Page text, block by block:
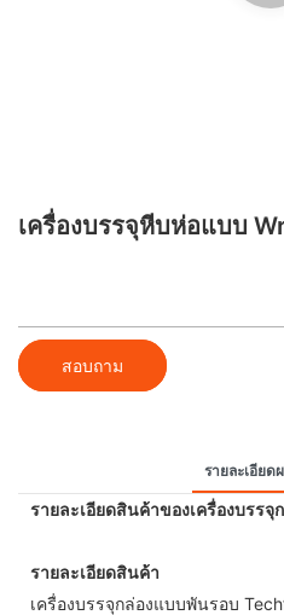
เครื่องบรรจุหีบห่อแบบ
สอบถาม
รายละเอีย
รายละเอียดสินค้าของเครื่องบรร
รายละเอียดสินค้า
เครื่องบรรจุกล่องแบบพันรอบ